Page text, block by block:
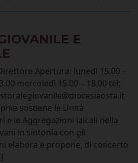
E
Apertura: lunedì 15.00 –
mercoledì 15.00 – 18.00 tel:
sostiene le Unità
e le Aggregazioni laicali nella
in sintonia con gli
elabora e propone, di concerto